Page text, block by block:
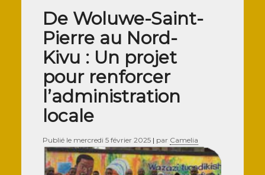
De Woluwe-Saint-
Pierre au Nord-
Kivu : Un projet
pour renforcer
l’administration
locale
Publié le mercredi 5 février 2025 | par Camelia